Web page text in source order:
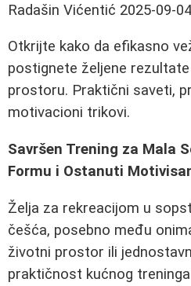
Radašin Vićentić 2025-09-04
Otkrijte kako da efikasno
postignete željene
prostoru. Praktični saveti,
motivacioni trikovi.
Savršen Trening za Mala
Formu i Ostanuti
Želja za rekreacijom u
češća, posebno među
životni prostor ili
praktičnost kućnog